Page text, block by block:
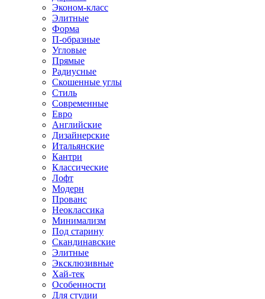
Эконом-класс
Элитные
Форма
П-образные
Угловые
Прямые
Радиусные
Скошенные углы
Стиль
Современные
Евро
Английские
Дизайнерские
Итальянские
Кантри
Классические
Лофт
Модерн
Прованс
Неоклассика
Минимализм
Под старину
Скандинавские
Элитные
Эксклюзивные
Хай-тек
Особенности
Для студии